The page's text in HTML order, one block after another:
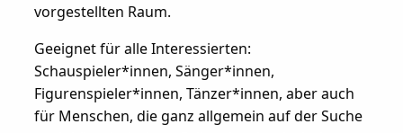
vorgestellten Raum.
Geeignet für alle Interessierten:
Schauspieler*innen, Sänger*innen,
Figurenspieler*innen, Tänzer*innen, aber auch
für Menschen, die ganz allgemein auf der Suche